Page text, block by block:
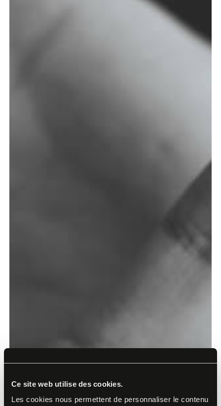
Ce site web utilise des cookies.
Les cookies nous permettent de personnaliser le contenu